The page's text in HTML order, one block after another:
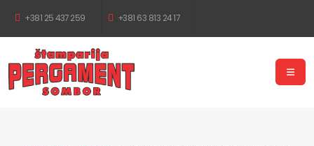
+381 25 437 259 +381 63 813 24 17